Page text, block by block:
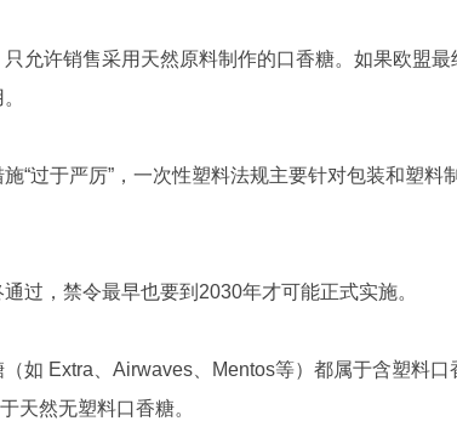
允许销售采用天然原料制作的口香糖。如果欧盟最
“过于严厉”，一次性塑料法规主要针对包装和塑料
过，禁令最早也要到2030年才可能正式实施。
如 Extra、Airwaves、Mentos等）都属于含塑料口
天然无塑料口香糖。